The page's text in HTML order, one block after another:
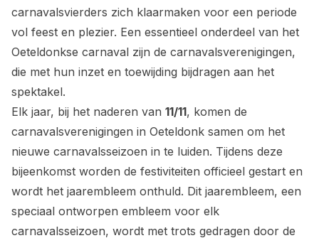
carnavalsvierders zich klaarmaken voor een periode
vol feest en plezier. Een essentieel onderdeel van het
Oeteldonkse carnaval zijn de carnavalsverenigingen,
die met hun inzet en toewijding bijdragen aan het
spektakel.
Elk jaar, bij het naderen van 11/11, komen de
carnavalsverenigingen in Oeteldonk samen om het
nieuwe carnavalsseizoen in te luiden. Tijdens deze
bijeenkomst worden de festiviteiten officieel gestart en
wordt het jaarembleem onthuld. Dit jaarembleem, een
speciaal ontworpen embleem voor elk
carnavalsseizoen, wordt met trots gedragen door de